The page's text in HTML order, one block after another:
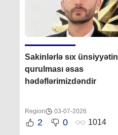
Sakinlərlə sıx ünsiyyətin
qurulması əsas
hədəflərimizdəndir
Region 03-07-2026
2 0 1014